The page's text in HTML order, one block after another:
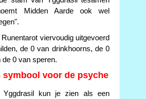
Midden Aarde ook wel
viervoudig uitgevoerd
de 0 van drinkhoorns, de 0
0 van speren.
symbool voor de psyche
Yggdrasil kun je zien als een